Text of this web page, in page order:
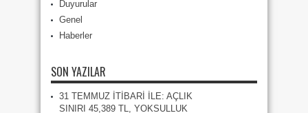
Duyurular
Genel
Haberler
SON YAZILAR
31 TEMMUZ İTİBARİ İLE: AÇLIK
SINIRI 45,389 TL, YOKSULLUK